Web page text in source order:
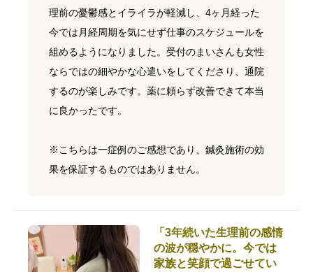
理前の憂鬱感とイライラが軽減し、4ヶ月経った
今では月経周期を気にせず仕事のスケジュールを
組めるようになりました。受付のまいさんも女性
ならではの細やかな心遣いをしてくださり、通院
するのが楽しみです。薬に頼らず改善できて本当
に良かったです。
※こちらは一症例のご感想であり、鍼灸施術の効
果を保証するものではありません。
「3年続いた生理前の感情
の波が穏やかに。今では
家族と笑顔で過ごせてい